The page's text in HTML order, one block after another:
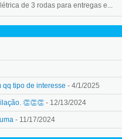
de 3 rodas para entregas e...
qq tipo de interesse - 4/1/2025
👏👏👏 - 12/13/2024
- 11/17/2024